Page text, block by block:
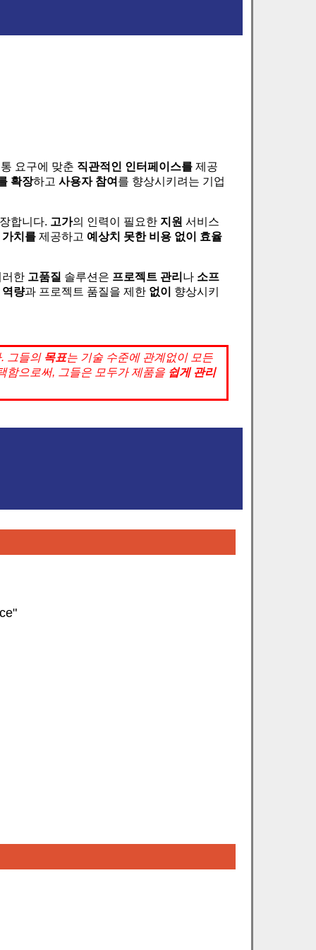
요구에 맞춘 직관적인 인터페이스를 제공
확장하고 사용자 참여 를 향상시키려는 기업
합니다. 고가의 인력이 필요한 지원 서비스
가치를 제공하고 예상치 못한 비용 없이
효율
러한 고품질 솔루션은 프로젝트 관리 나 소프
역량과 프로젝트 품질을 제한 없이
향상시키
그들의 목표는 기술 수준에 관계없이 모든
함으로써, 그들은 모두가 제품을 쉽게 관리